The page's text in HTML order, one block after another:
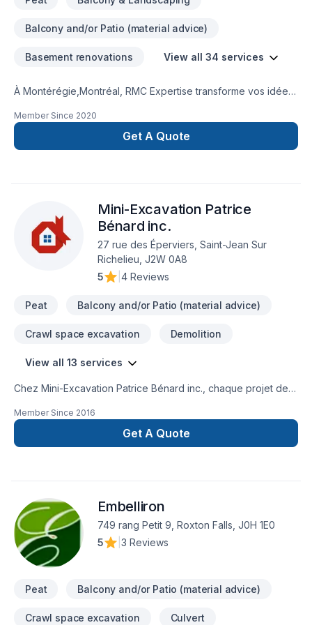
Balcony and/or Patio (material advice)
Basement renovations View all 34 services
À Montérégie,Montréal, RMC Expertise transforme vos idées
le domaine de Béton, Clôture, Crépis, Cuisine, Démolition,
Drain français, Escalier et rampe, Excavation, Fissures,
Fondations, Margelle, Muret, Patio, Pavage, Pavé uni,
résultats au-delà de vos attentes. Transformons ensemble
vos idées en réalité. Contactez-nous dès maintenant.
Member Since 2020
Get A Quote
Mini-Excavation Patrice
Bénard inc.
27 rue des Éperviers, Saint-Jean Sur
Richelieu, J2W 0A8
5
4 Reviews
Peat Balcony and/or Patio (material advice)
Crawl space excavation Demolition
View all 13 services
Chez Mini-Excavation Patrice Bénard inc., chaque projet de
Muret, Pavage, Pavé uni, Paysagement, Tourbe, Transport
est l'occasion de démontrer notre engagement envers la
qualité et la satisfaction client à Eastern
Transformons ensemble vos idées en réalité. Contactez-nous
dès maintenant.
Member Since 2016
Get A Quote
Embelliron
749 rang Petit 9, Roxton Falls, J0H 1E0
5
3 Reviews
Peat Balcony and/or Patio (material advice)
Crawl space excavation Culvert